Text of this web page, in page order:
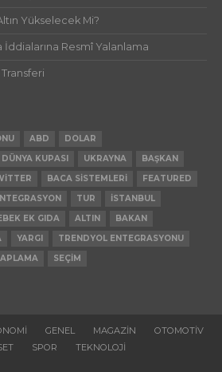
Yükselecek Mi?
İddialarına Resmî Yalanlama
ABD
DOLAR
DÜNYA KUPASI UKRAYNA
BAŞKAN
BACA SISTEMLERI
FEATURED
TUR
İSTANBUL
EK GIDA ALTIN
BAKAN
YARGI
TRENDYOL ENTEGRASYONU
SEÇIM
GENEL MAGAZIN
OTOMOTIV
SPOR TEKNOLOJI